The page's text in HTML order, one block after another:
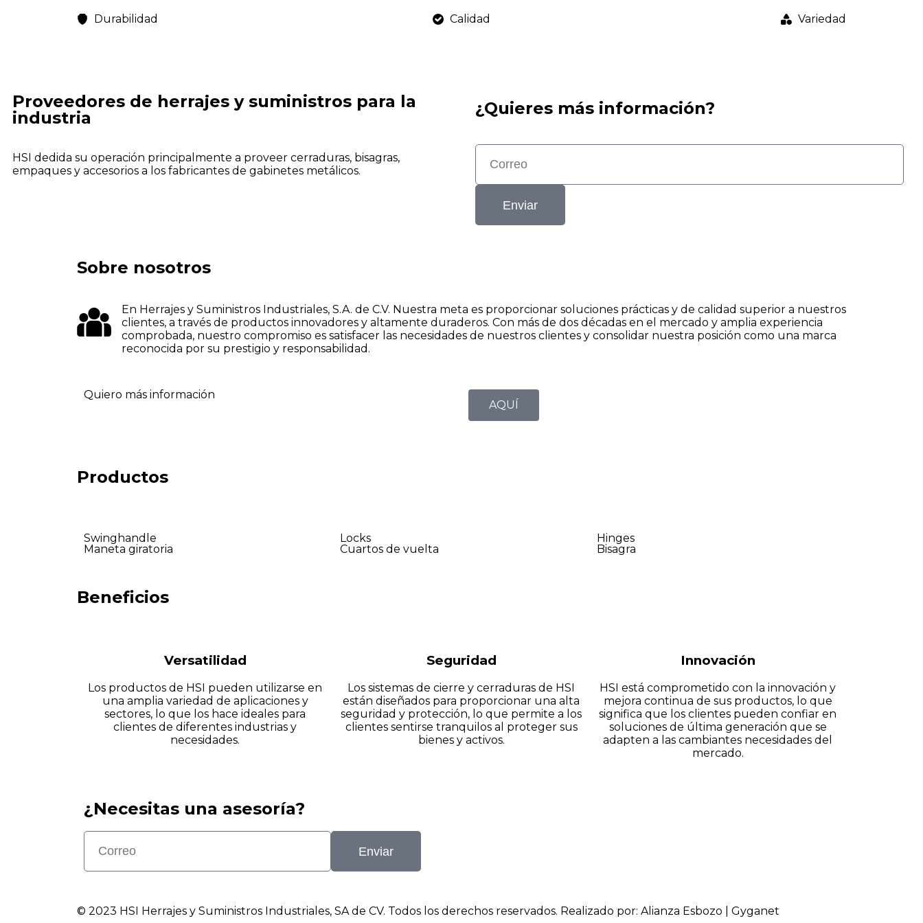
Durabilidad Calidad Variedad
Proveedores de herrajes y suministros para la
industria
HSI dedida su operación principalmente a proveer cerraduras, bisagras,
empaques y accesorios a los fabricantes de gabinetes metálicos.
¿Quieres más información?
Enviar
Sobre nosotros
En Herrajes y Suministros Industriales, S.A. de C.V. Nuestra meta es proporcionar soluciones prácticas y de calidad superior a nuestros
clientes, a través de productos innovadores y altamente duraderos. Con más de dos décadas en el mercado y amplia experiencia
comprobada, nuestro compromiso es satisfacer las necesidades de nuestros clientes y consolidar nuestra posición como una marca
reconocida por su prestigio y responsabilidad.
Quiero más información
AQUÍ
Productos
Swinghandle
Maneta giratoria
Locks
Cuartos de vuelta
Hinges
Bisagra
Beneficios
Versatilidad
Los productos de HSI pueden utilizarse en
una amplia variedad de aplicaciones y
sectores, lo que los hace ideales para
clientes de diferentes industrias y
necesidades.
Seguridad
Los sistemas de cierre y cerraduras de HSI
están diseñados para proporcionar una alta
seguridad y protección, lo que permite a los
clientes sentirse tranquilos al proteger sus
bienes y activos.
Innovación
HSI está comprometido con la innovación y
mejora continua de sus productos, lo que
significa que los clientes pueden confiar en
soluciones de última generación que se
adapten a las cambiantes necesidades del
mercado.
¿Necesitas una asesoría?
Enviar
© 2023 HSI Herrajes y Suministros Industriales, SA de CV. Todos los derechos reservados. Realizado por: Alianza Esbozo | Gyganet